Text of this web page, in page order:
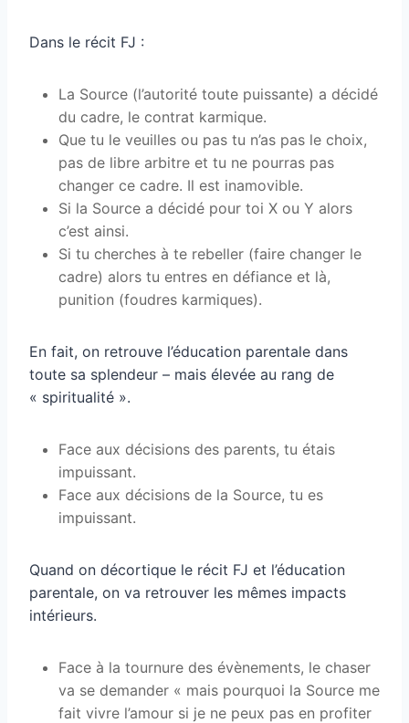
Dans le récit FJ :
La Source (l’autorité toute puissante) a décidé
du cadre, le contrat karmique.
Que tu le veuilles ou pas tu n’as pas le choix,
pas de libre arbitre et tu ne pourras pas
changer ce cadre. Il est inamovible.
Si la Source a décidé pour toi X ou Y alors
c’est ainsi.
Si tu cherches à te rebeller (faire changer le
cadre) alors tu entres en défiance et là,
punition (foudres karmiques).
En fait, on retrouve l’éducation parentale dans
toute sa splendeur – mais élevée au rang de
« spiritualité ».
Face aux décisions des parents, tu étais
impuissant.
Face aux décisions de la Source, tu es
impuissant.
Quand on décortique le récit FJ et l’éducation
parentale, on va retrouver les mêmes impacts
intérieurs.
Face à la tournure des évènements, le chaser
va se demander « mais pourquoi la Source me
fait vivre l’amour si je ne peux pas en profiter